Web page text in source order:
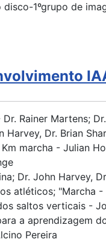
1ºgrupo de
Rainer Martens; Dr.
Harvey, Dr. Brian
marcha - Julian
Dr. John Harvey,
atléticos; "Marcha
saltos verticais -
a aprendizagem
Pereira